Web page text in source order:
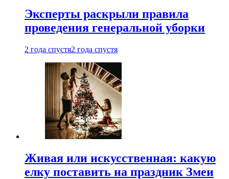
Эксперты раскрыли правила
проведения генеральной уборки
2 года спустя2 года спустя
Живая или искусственная: какую
елку поставить на праздник Змеи